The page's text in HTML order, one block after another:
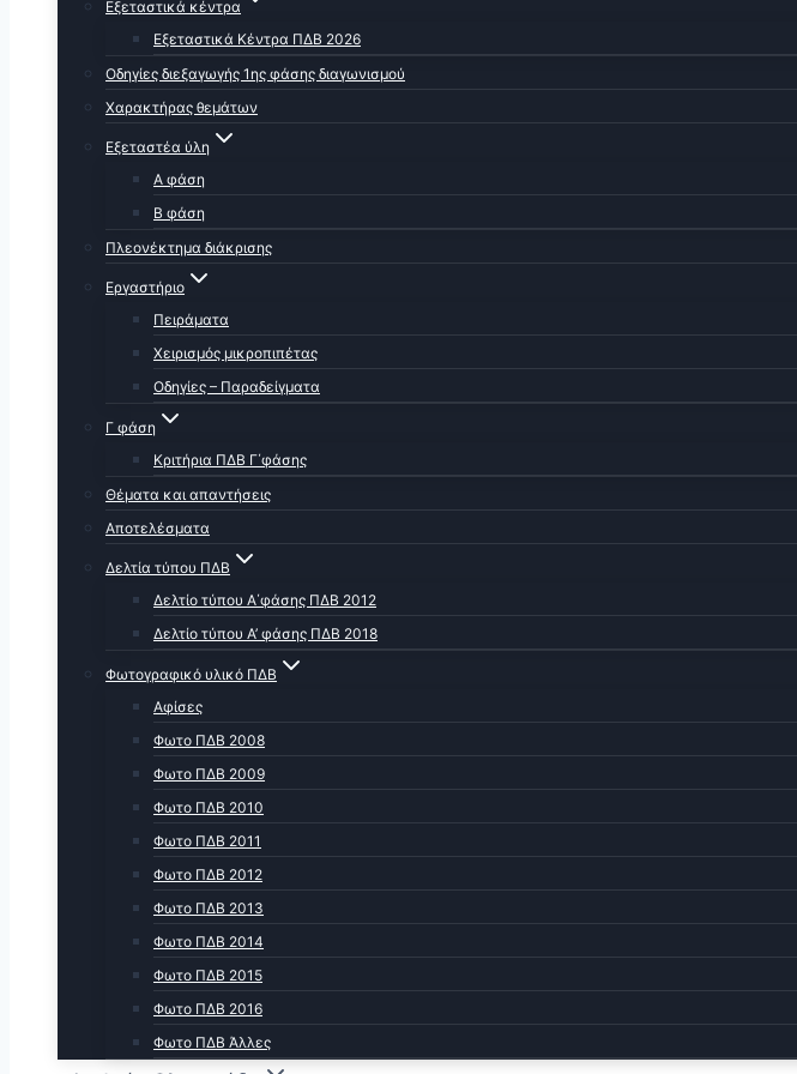
Εξεταστικά κέντρα
Εξεταστικά Κέντρα ΠΔΒ 2026
Οδηγίες διεξαγωγής 1ης φάσης διαγωνισμού
Χαρακτήρας θεμάτων
Εξεταστέα ύλη
Α φάση
Β φάση
Πλεονέκτημα διάκρισης
Εργαστήριο
Πειράματα
Χειρισμός μικροπιπέτας
Οδηγίες – Παραδείγματα
Γ φάση
Κριτήρια ΠΔΒ Γ΄φάσης
Θέματα και απαντήσεις
Αποτελέσματα
Δελτία τύπου ΠΔΒ
Δελτίο τύπου Α΄φάσης ΠΔΒ 2012
Δελτίο τύπου Α’ φάσης ΠΔΒ 2018
Φωτογραφικό υλικό ΠΔΒ
Αφίσες
Φωτο ΠΔΒ 2008
Φωτο ΠΔΒ 2009
Φωτο ΠΔΒ 2010
Φωτο ΠΔΒ 2011
Φωτο ΠΔΒ 2012
Φωτο ΠΔΒ 2013
Φωτο ΠΔΒ 2014
Φωτο ΠΔΒ 2015
Φωτο ΠΔΒ 2016
Φωτο ΠΔΒ Άλλες